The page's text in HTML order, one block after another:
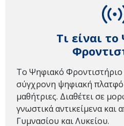
Τι είναι
Το Ψηφιακό Φροντιστήριο
σύγχρονη ψηφιακή
μαθήτριες. Διαθέτει σε
γνωστικά αντικείμενα και
Γυμνασίου και Λυκείου.